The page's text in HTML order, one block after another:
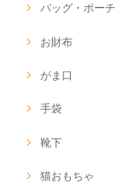
バッグ・ポーチ
お財布
がま口
手袋
靴下
猫おもちゃ